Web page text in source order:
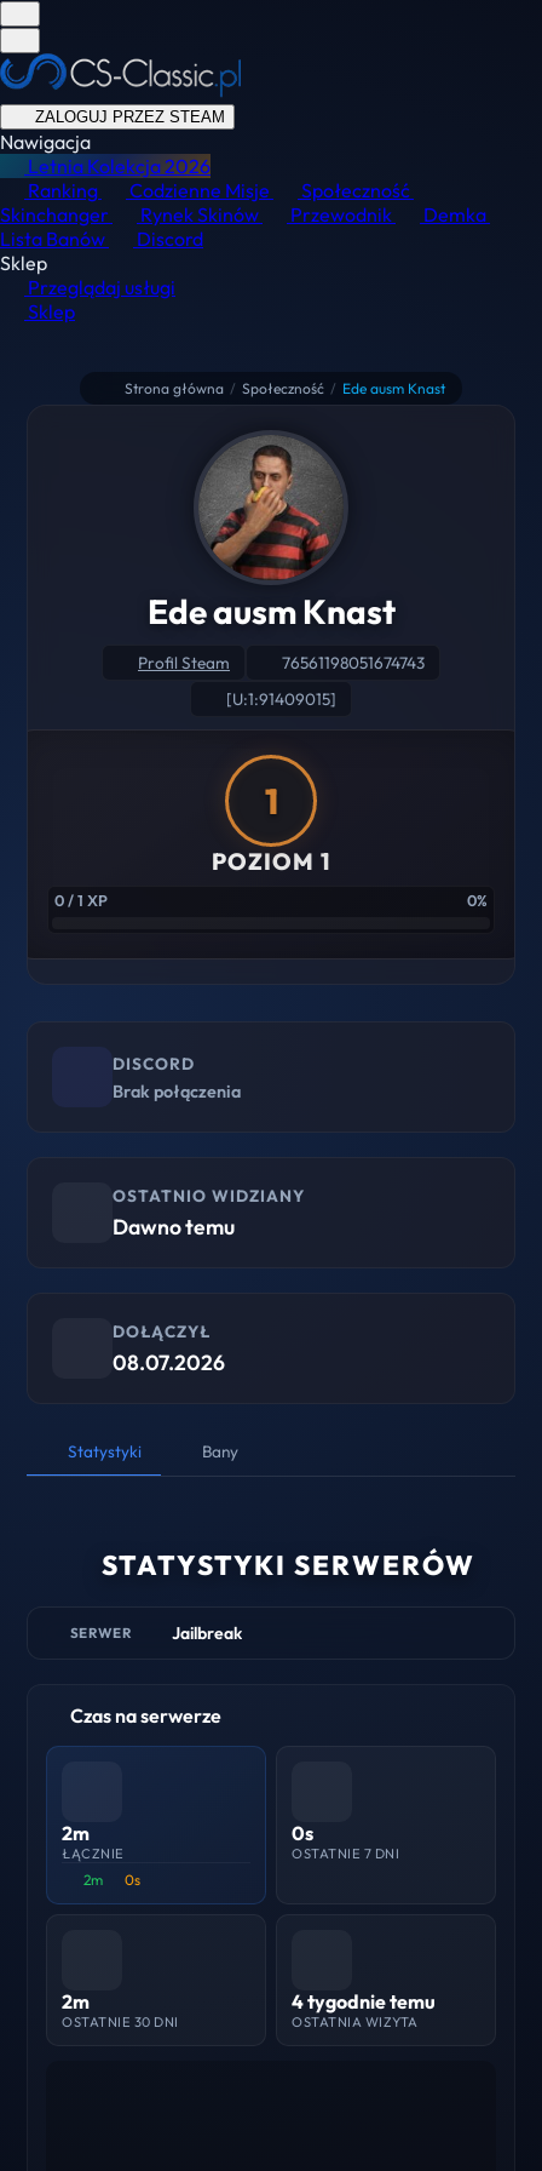
ZALOGUJ PRZEZ STEAM
Nawigacja
Letnia Kolekcja2026
Ranking
Codzienne Misje
Społeczność
Skinchanger
Rynek Skinów Przewodnik
Demka
Lista Banów
Discord
Sklep
Przeglądaj usługi
Sklep
Strona główna / Społeczność / Ede ausm Knast
Ede ausm Knast
Profil Steam
76561198051674743
[U:1:91409015]
1
POZIOM 1
0 / 1 XP 0%
DISCORD
Brak połączenia
OSTATNIO WIDZIANY
Dawno temu
DOŁĄCZYŁ
08.07.2026
Statystyki Bany
STATYSTYKI SERWERÓW
SERWER Jailbreak
Czas na serwerze
2m
ŁĄCZNIE
2m 0s
0s
OSTATNIE 7 DNI
2m
OSTATNIE 30 DNI
4 tygodnie temu
OSTATNIA WIZYTA